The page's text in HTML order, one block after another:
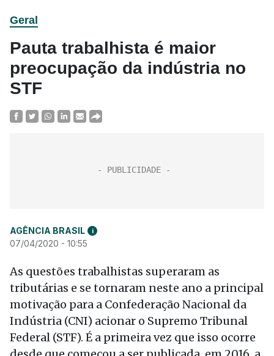
Geral
Pauta trabalhista é maior
preocupação da indústria no
STF
AGÊNCIA BRASIL i
07/04/2020 - 10:55
As questões trabalhistas superaram as
tributárias e se tornaram neste ano a principal
motivação para a Confederação Nacional da
Indústria (CNI) acionar o Supremo Tribunal
Federal (STF). É a primeira vez que isso ocorre